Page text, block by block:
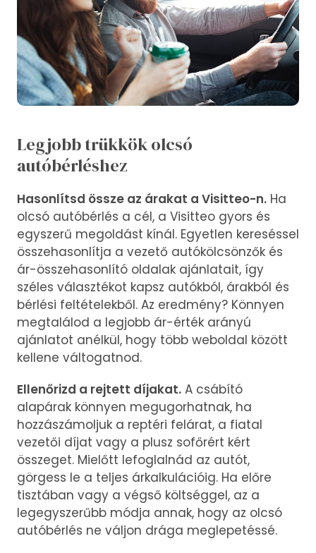
Legjobb trükkök olcsó
autóbérléshez
Hasonlítsd össze az árakat a Visitteo-n. Ha
olcsó autóbérlés a cél, a Visitteo gyors és
egyszerű megoldást kínál. Egyetlen kereséssel
összehasonlítja a vezető autókölcsönzők és
ár-összehasonlító oldalak ajánlatait, így
széles választékot kapsz autókból, árakból és
bérlési feltételekből. Az eredmény? Könnyen
megtalálod a legjobb ár-érték arányú
ajánlatot anélkül, hogy több weboldal között
kellene váltogatnod.
Ellenőrizd a rejtett díjakat. A csábító
alapárak könnyen megugorhatnak, ha
hozzászámoljuk a reptéri felárat, a fiatal
vezetői díjat vagy a plusz sofőrért kért
összeget. Mielőtt lefoglalnád az autót,
görgess le a teljes árkalkulációig. Ha előre
tisztában vagy a végső költséggel, az a
legegyszerűbb módja annak, hogy az olcsó
autóbérlés ne váljon drága meglepetéssé.